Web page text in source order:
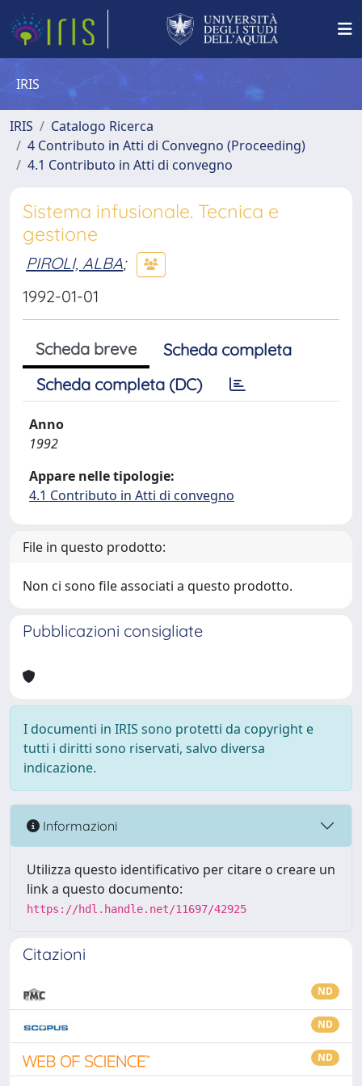
IRIS
IRIS
Catalogo Ricerca
4 Contributo in Atti di Convegno (Proceeding)
4.1 Contributo in Atti di convegno
Sistema infusionale. Tecnica e
gestione
PIROLI, ALBA;
1992-01-01
Scheda breve
Scheda completa
Scheda completa (DC)
Anno
1992
Appare nelle tipologie:
4.1 Contributo in Atti di convegno
File in questo prodotto:
Non ci sono file associati a questo prodotto.
Pubblicazioni consigliate
I documenti in IRIS sono protetti da copyright e
tutti i diritti sono riservati, salvo diversa
indicazione.
Informazioni
Utilizza questo identificativo per citare o creare un
link a questo documento:
https://hdl.handle.net/11697/42925
Citazioni
ND
ND
ND